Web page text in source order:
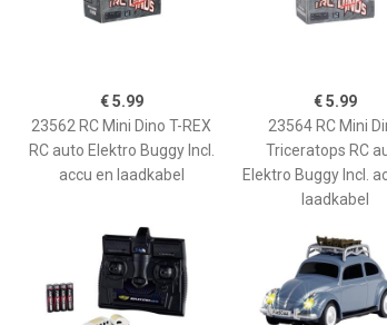
€ 5.99
23562 RC Mini Dino T-REX
RC auto Elektro Buggy Incl.
accu en laadkabel
€ 5.99
23564 RC Mini
Triceratops RC
Elektro Buggy Incl.
laadkabel